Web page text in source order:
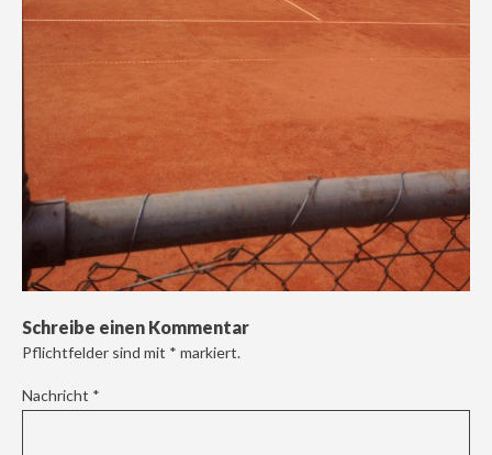
Schreibe einen Kommentar
Pflichtfelder sind mit * markiert.
Nachricht *